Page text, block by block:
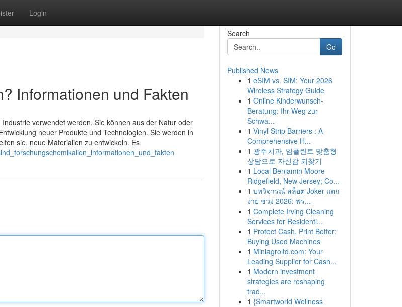
Login
Informationen und Fakten
verwendet werden. Sie können aus der Natur oder
neuer Produkte und Technologien. Sie werden in
sie, neue Materialien zu entwickeln. Es
Search
Go
Published News
1 eSIM vs. SIM: Your 2026
Wireless Strategy Guide
1 Online Kinderwunsch-
Beratung: Ihr Weg zur
Schwa...
1 Vinyl Strip Barriers : A
Comprehensive H...
1 광주치과, 임플란트 맞춤형
상담으로 자신감 되찾기
1 Local Benjamin Moore
Ridgefield, New Jersey; Co...
1 บทวิจารณ์ สล็อต Joker แตก
ง่าย ช่วง 2026: ฟร...
1 Complete Irving Cleaning
Services for Residenti...
1 Protect Cash, Print Better:
Buying Used Machines
1 Miniagroltd.com: Your
Leading Supplier for Cash...
1 Modern investment
strategies are reshaping
trad...
1 {Smartworld Wellness